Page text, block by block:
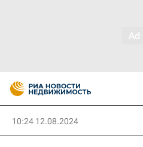
10:24 12.08.2024